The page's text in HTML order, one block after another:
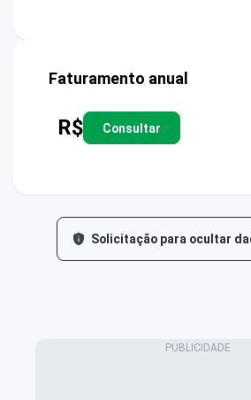
Faturamento anual
R$ Consultar
Solicitação para ocultar